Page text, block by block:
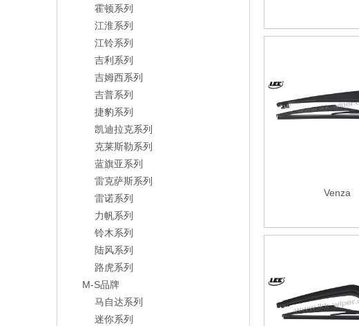
霍顿系列
江淮系列
江铃系列
吉利系列
吉姆西系列
吉普系列
捷豹系列
凯迪拉克系列
克莱斯勒系列
蓝旗亚系列
雷克萨斯系列
雷诺系列
力帆系列
铃木系列
陆风系列
路虎系列
M-S品牌
马自达系列
迷你系列
Venza